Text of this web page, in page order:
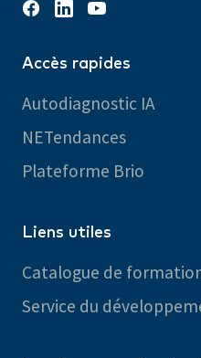
Accès rapides
Autodiagnostic IA
NETendances
Plateforme Brio
Liens utiles
Catalogue de
Service du